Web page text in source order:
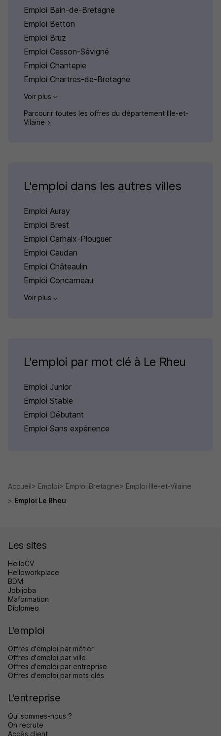
Emploi Bain-de-Bretagne
Emploi Betton
Emploi Bruz
Emploi Cesson-Sévigné
Emploi Chantepie
Emploi Chartres-de-Bretagne
Voir plus
Parcourir toutes les offres du département Ille-et-
Vilaine
L'emploi dans les autres villes
Emploi Auray
Emploi Brest
Emploi Carhaix-Plouguer
Emploi Caudan
Emploi Châteaulin
Emploi Concarneau
Voir plus
L'emploi par mot clé à Le Rheu
Emploi Junior
Emploi Stable
Emploi Débutant
Emploi Sans expérience
Accueil Emploi Emploi Bretagne
Emploi Ille-et-Vilaine
Emploi Le Rheu
Les sites
HelloCV
Helloworkplace
BDM
Jobijoba
Maformation
Diplomeo
L'emploi
Offres d'emploi par métier
Offres d'emploi par ville
Offres d'emploi par entreprise
Offres d'emploi par mots clés
L'entreprise
Qui sommes-nous ?
On recrute
Accès client